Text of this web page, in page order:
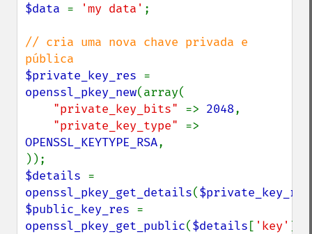
$data = 'my data' ;
// cria uma nova chave privada e
$private_key_res
openssl_pkey_new(array(
"private_key_bits" => 2048,
"private_key_type"
OPENSSL_KEYTYPE_RSA,
$details
openssl_pkey_get_details($private_key_res
$public_key_res
openssl_pkey_get_public($details [ 'key' ]);